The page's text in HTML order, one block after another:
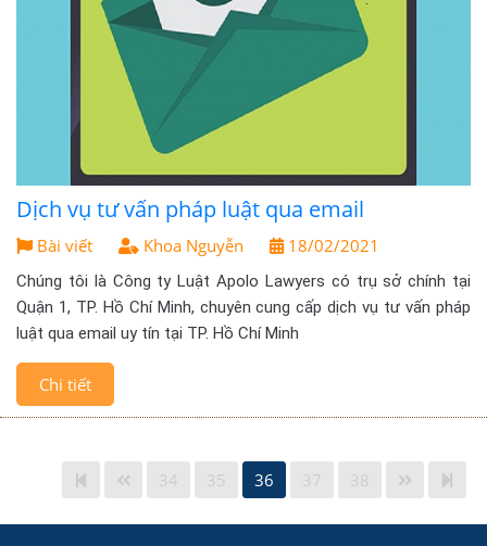
Dịch vụ tư vấn pháp luật qua email
Bài viết Khoa Nguyễn 18/02/2021
Chúng tôi là Công ty Luật Apolo Lawyers có trụ sở chính tại
Quận 1, TP. Hồ Chí Minh, chuyên cung cấp dịch vụ tư vấn pháp
luật qua email uy tín tại TP. Hồ Chí Minh
Chi tiết
34 35 36 37 38